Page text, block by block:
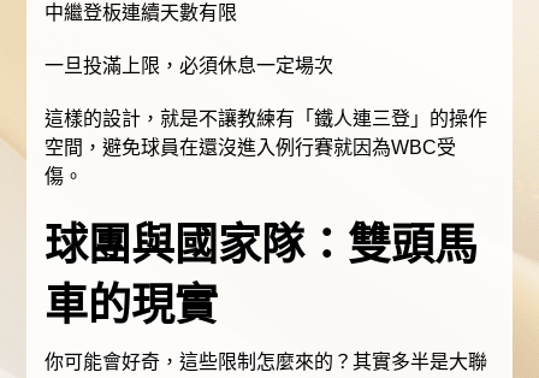
中繼登板連續天數有限
一旦投滿上限，必須休息一定場次
這樣的設計，就是不讓教練有「鐵人連三登」的操作
空間，避免球員在還沒進入例行賽就因為WBC受
傷。
球團與國家隊：雙頭馬
車的現實
你可能會好奇，這些限制怎麼來的？其實多半是大聯